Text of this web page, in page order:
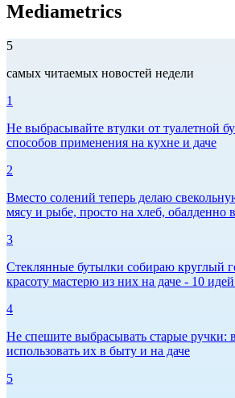
Mediametrics
5
самых читаемых новостей недели
1
Не выбрасывайте втулки от туалетной
способов применения на кухне и даче
2
Вместо солений теперь делаю
мясу и рыбе, просто на хлеб, обалденно
3
Стеклянные бутылки собираю круглый
красоту мастерю из них на даче - 10
4
Не спешите выбрасывать старые ручки:
использовать их в быту и на даче
5